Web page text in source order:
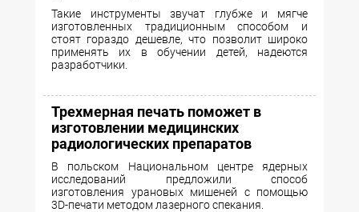
Такие инструменты звучат глубже и мягче
изготовленных традиционным способом и
стоят гораздо дешевле, что позволит широко
применять их в обучении детей, надеются
разработчики.
Трехмерная печать поможет в
изготовлении медицинских
радиологических препаратов
В польском Национальном центре ядерных
исследований предложили способ
изготовления урановых мишеней с помощью
3D-печати методом лазерного спекания.